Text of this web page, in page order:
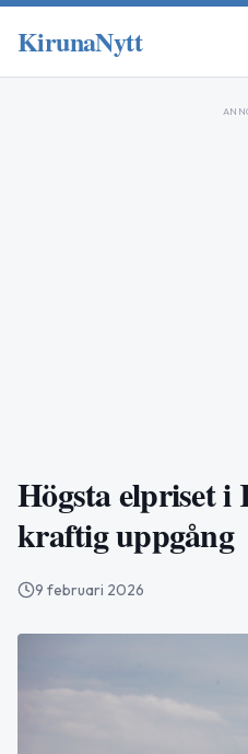
KirunaNytt
Högsta elpriset
kraftig uppgång
9 februari 2026